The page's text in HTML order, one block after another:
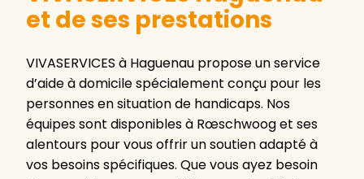
et de ses prestations
VIVASERVICES à Haguenau propose un service
d’aide à domicile spécialement conçu pour les
personnes en situation de handicaps. Nos
équipes sont disponibles à Rœschwoog et ses
alentours pour vous offrir un soutien adapté à
vos besoins spécifiques. Que vous ayez besoin